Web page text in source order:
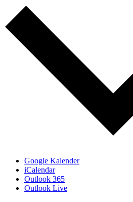
Google Kalender
iCalendar
Outlook 365
Outlook Live